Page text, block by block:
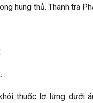
hung thủ. Thanh tra
thuốc lơ lửng dưới